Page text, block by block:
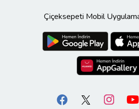
Çiçeksepeti Mobil